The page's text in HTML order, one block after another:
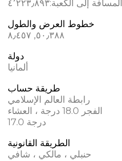
المسافة إلى الكعبة:٤٬٢٢٣٫٨٩٣
خطوط العرض والطول
٥٠٫٣٨٨, ٨٫٤٥٧
دولة
ألمانيا
طريقة حساب
رابطة العالم الإسلامي
الفجر 18.0 درجة ، العشاء
17.0 درجة
الطريقة القانونية
حنبلي ، مالكي ، شافي